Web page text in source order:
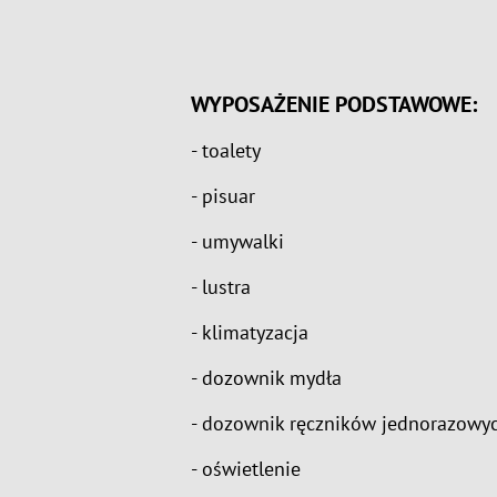
WYPOSAŻENIE PODSTAWOWE:
- toalety
- pisuar
- umywalki
- lustra
- klimatyzacja
- dozownik mydła
- dozownik ręczników
- oświetlenie